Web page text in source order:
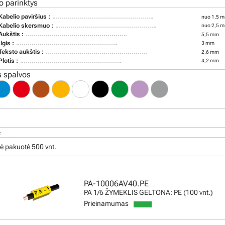
parinktys
paviršius : nuo 1,5
skersmuo : nuo 2,5
: 5,5 mm
: 3 mm
aukštis : 2,6 mm
: 4,2 mm
spalvos
pakuotė 500 vnt.
PA-10006AV40.PE
PA 1/6 ŽYMEKLIS GELTONA: PE (100 vnt.)
Prieinamumas